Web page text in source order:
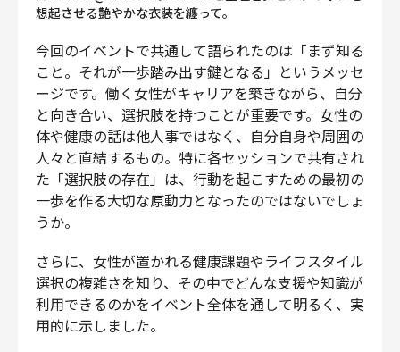
想起させる艶やかな衣装を纏って。
今回のイベントで共通して語られたのは「まず知る
こと。それが一歩踏み出す鍵となる」というメッセ
ージです。働く女性がキャリアを築きながら、自分
と向き合い、選択肢を持つことが重要です。女性の
体や健康の話は他人事ではなく、自分自身や周囲の
人々と直結するもの。特に各セッションで共有され
た「選択肢の存在」は、行動を起こすための最初の
一歩を作る大切な原動力となったのではないでしょ
うか。
さらに、女性が置かれる健康課題やライフスタイル
選択の複雑さを知り、その中でどんな支援や知識が
利用できるのかをイベント全体を通して明るく、実
用的に示しました。